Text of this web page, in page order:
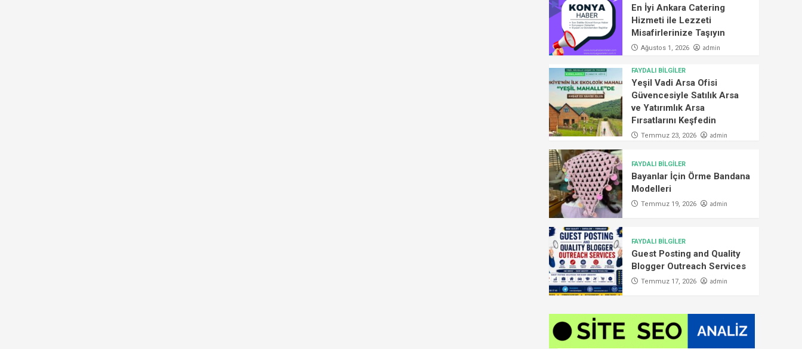
En İyi Ankara Catering
Hizmeti ile Lezzeti
Misafirlerinize Taşıyın
Ağustos 1, 2026 admin
FAYDALI BİLGİLER
Yeşil Vadi Arsa Ofisi
Güvencesiyle Satılık Arsa
ve Yatırımlık Arsa
Fırsatlarını Keşfedin
Temmuz 23, 2026 admin
FAYDALI BİLGİLER
Bayanlar İçin Örme Bandana
Modelleri
Temmuz 19, 2026 admin
FAYDALI BİLGİLER
Guest Posting and Quality
Blogger Outreach Services
Temmuz 17, 2026 admin